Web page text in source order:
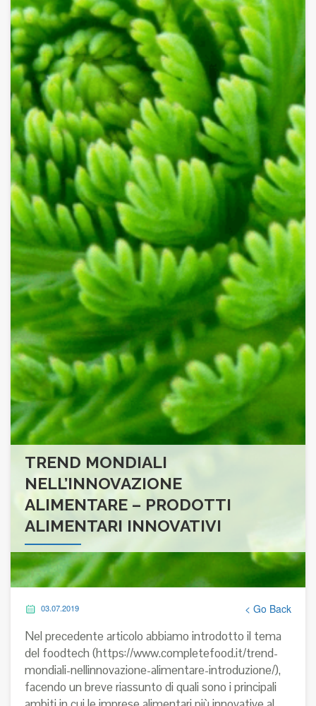
TREND MONDIALI
NELL’INNOVAZIONE
ALIMENTARE – PRODOTTI
ALIMENTARI INNOVATIVI
03.07.2019 < Go Back
Nel precedente articolo abbiamo introdotto il tema
del foodtech (https://www.completefood.it/trend-
mondiali-nellinnovazione-alimentare-introduzione/),
facendo un breve riassunto di quali sono i principali